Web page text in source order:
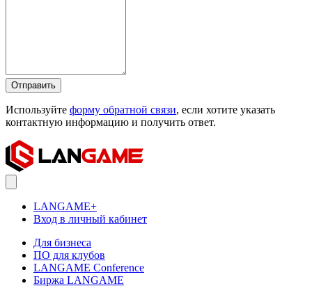
Отправить
Используйте форму обратной связи, если хотите указать
контактную информацию и получить ответ.
LANGAME+
Вход в личный кабинет
Для бизнеса
ПО для клубов
LANGAME Conference
Биржа LANGAME